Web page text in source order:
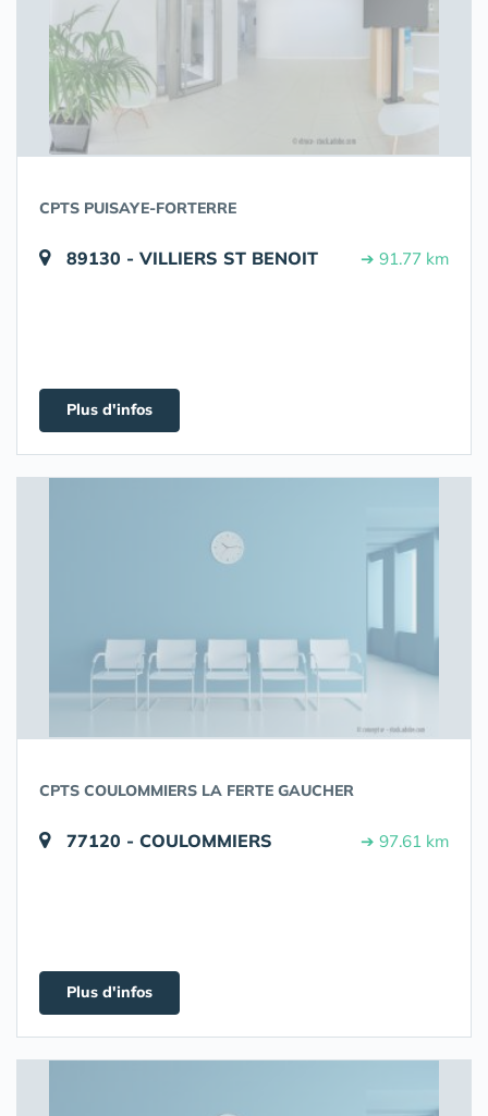
CPTS PUISAYE-FORTERRE
89130 - VILLIERS ST BENOIT ➔ 91.77 km
Plus d'infos
CPTS COULOMMIERS LA FERTE GAUCHER
77120 - COULOMMIERS ➔ 97.61 km
Plus d'infos